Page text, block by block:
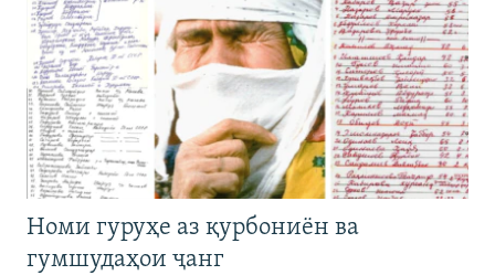
Номи гуруҳе аз қурбониён ва
гумшудаҳои ҷанг